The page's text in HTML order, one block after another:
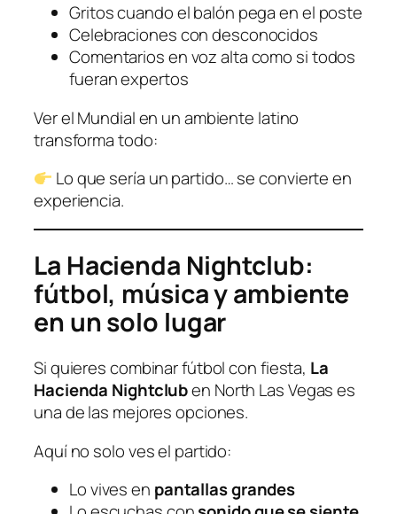
Gritos cuando el balón pega en el poste
Celebraciones con desconocidos
Comentarios en voz alta como si todos
fueran expertos
Ver el Mundial en un ambiente latino
transforma todo:
Lo que sería un partido… se convierte en
experiencia.
La Hacienda Nightclub:
fútbol, música y ambiente
en un solo lugar
Si quieres combinar fútbol con fiesta, La
Hacienda Nightcluben North Las Vegas es
una de las mejores opciones.
Aquí no solo ves el partido:
Lo vives en pantallas grandes